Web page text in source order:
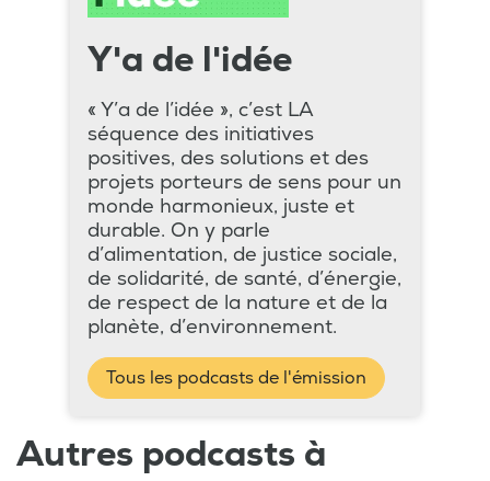
Y'a de l'idée
« Y’a de l’idée », c’est LA
séquence des initiatives
positives, des solutions et des
projets porteurs de sens pour un
monde harmonieux, juste et
durable. On y parle
d’alimentation, de justice sociale,
de solidarité, de santé, d’énergie,
de respect de la nature et de la
planète, d’environnement.
Tous les podcasts de l'émission
Autres podcasts à